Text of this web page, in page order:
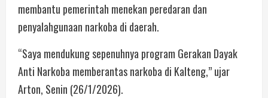
membantu pemerintah menekan peredaran dan
penyalahgunaan narkoba di daerah.
“Saya mendukung sepenuhnya program Gerakan Dayak
Anti Narkoba memberantas narkoba di Kalteng,” ujar
Arton, Senin (26/1/2026).